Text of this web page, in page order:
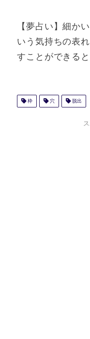
【夢占い】細か
いう気持ちの表
すことができる
枠 穴 脱出